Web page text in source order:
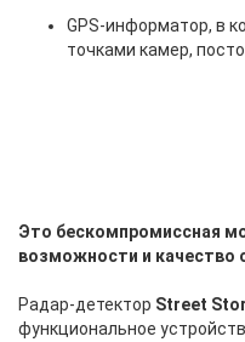
GPS-информатор, в
точками камер,
Это бескомпромиссная
возможности и качество
Радар-детектор Street
функциональное